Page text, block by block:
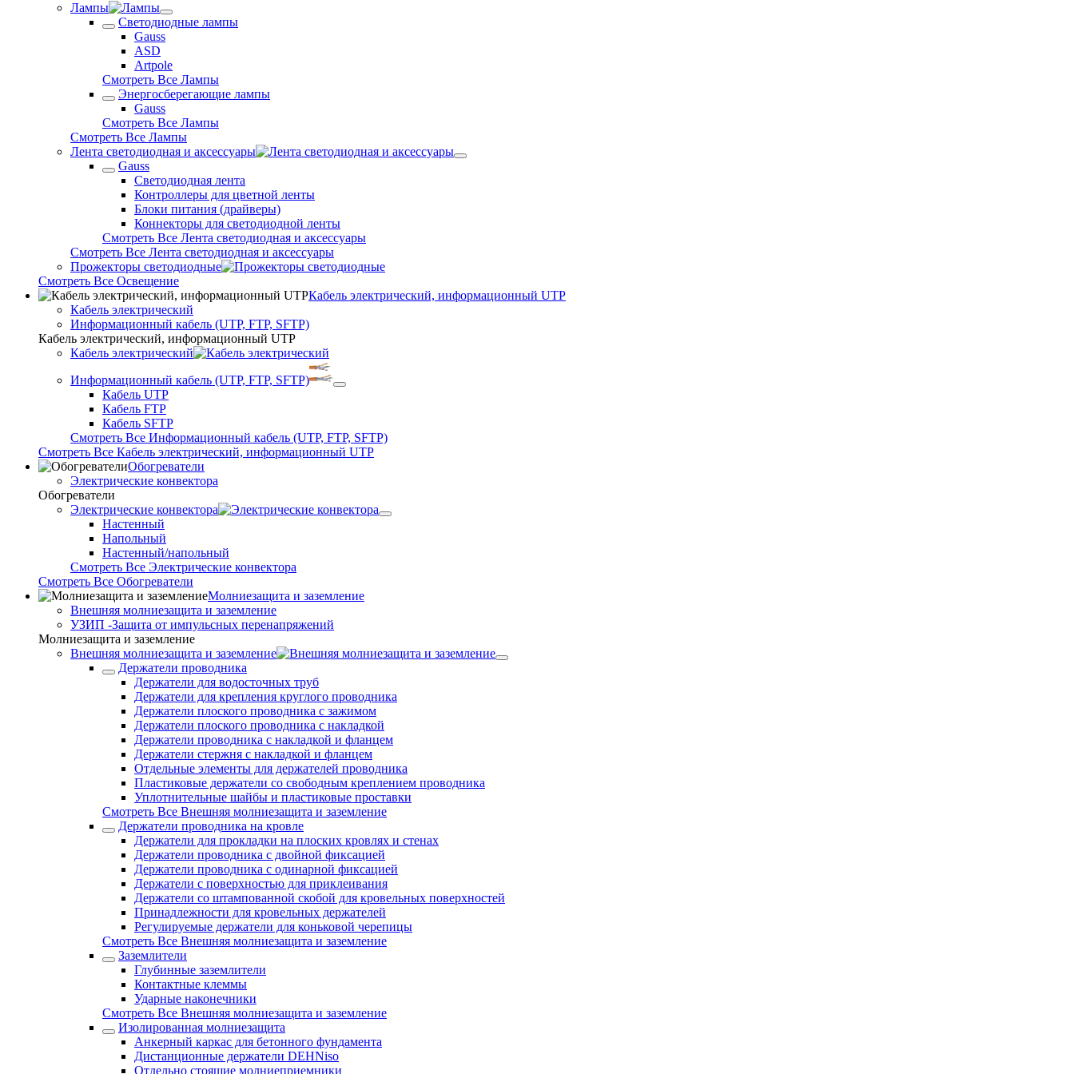
Лампы
Светодиодные лампы
Gauss
ASD
Artpole
Смотреть Все Лампы
Энергосберегающие лампы
Gauss
Смотреть Все Лампы
Смотреть Все Лампы
Лента светодиодная и аксессуары
Gauss
Светодиодная лента
Контроллеры для цветной ленты
Блоки питания (драйверы)
Коннекторы для светодиодной ленты
Смотреть Все Лента светодиодная и аксессуары
Смотреть Все Лента светодиодная и аксессуары
Прожекторы светодиодные
Смотреть Все Освещение
Кабель электрический, информационный UTP
Кабель электрический
Информационный кабель (UTP, FTP, SFTP)
Кабель электрический, информационный UTP
Кабель электрический
Информационный кабель (UTP, FTP, SFTP)
Кабель UTP
Кабель FTP
Кабель SFTP
Смотреть Все Информационный кабель (UTP, FTP, SFTP)
Смотреть Все Кабель электрический, информационный UTP
Обогреватели
Электрические конвектора
Обогреватели
Электрические конвектора
Настенный
Напольный
Настенный/напольный
Смотреть Все Электрические конвектора
Смотреть Все Обогреватели
Молниезащита и заземление
Внешняя молниезащита и заземление
УЗИП -Защита от импульсных перенапряжений
Молниезащита и заземление
Внешняя молниезащита и заземление
Держатели проводника
Держатели для водосточных труб
Держатели для крепления круглого проводника
Держатели плоского проводника с зажимом
Держатели плоского проводника с накладкой
Держатели проводника с накладкой и фланцем
Держатели стержня с накладкой и фланцем
Отдельные элементы для держателей проводника
Пластиковые держатели со свободным креплением проводника
Уплотнительные шайбы и пластиковые проставки
Смотреть Все Внешняя молниезащита и заземление
Держатели проводника на кровле
Держатели для прокладки на плоских кровлях и стенах
Держатели проводника с двойной фиксацией
Держатели проводника с одинарной фиксацией
Держатели с поверхностью для приклеивания
Держатели со штампованной скобой для кровельных поверхностей
Принадлежности для кровельных держателей
Регулируемые держатели для коньковой черепицы
Смотреть Все Внешняя молниезащита и заземление
Заземлители
Глубинные заземлители
Контактные клеммы
Ударные наконечники
Смотреть Все Внешняя молниезащита и заземление
Изолированная молниезащита
Анкерный каркас для бетонного фундамента
Дистанционные держатели DEHNiso
Отдельно стоящие молниеприемники